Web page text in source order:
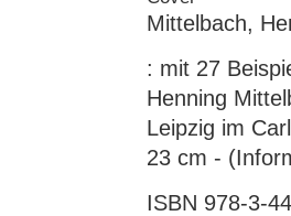
Mittelbach,
: mit 27
Henning
Leipzig im
23 cm -
ISBN 978-3-